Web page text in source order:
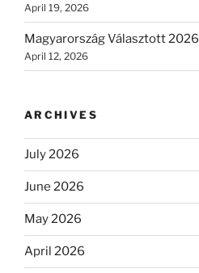
April 19, 2026
Magyarország Választott 2026
April 12, 2026
ARCHIVES
July 2026
June 2026
May 2026
April 2026